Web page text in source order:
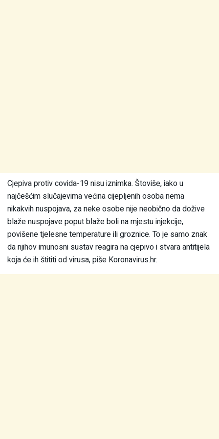
Cjepiva protiv covida-19 nisu iznimka. Štoviše, iako u
najčešćim slučajevima većina cijepljenih osoba nema
nikakvih nuspojava, za neke osobe nije neobično da dožive
blaže nuspojave poput blaže boli na mjestu injekcije,
povišene tjelesne temperature ili groznice. To je samo znak
da njihov imunosni sustav reagira na cjepivo i stvara antitijela
koja će ih štititi od virusa, piše Koronavirus.hr.